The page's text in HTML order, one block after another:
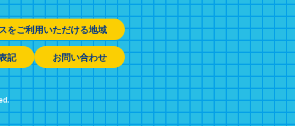
をご利用いただける地域
記 お問い合わせ